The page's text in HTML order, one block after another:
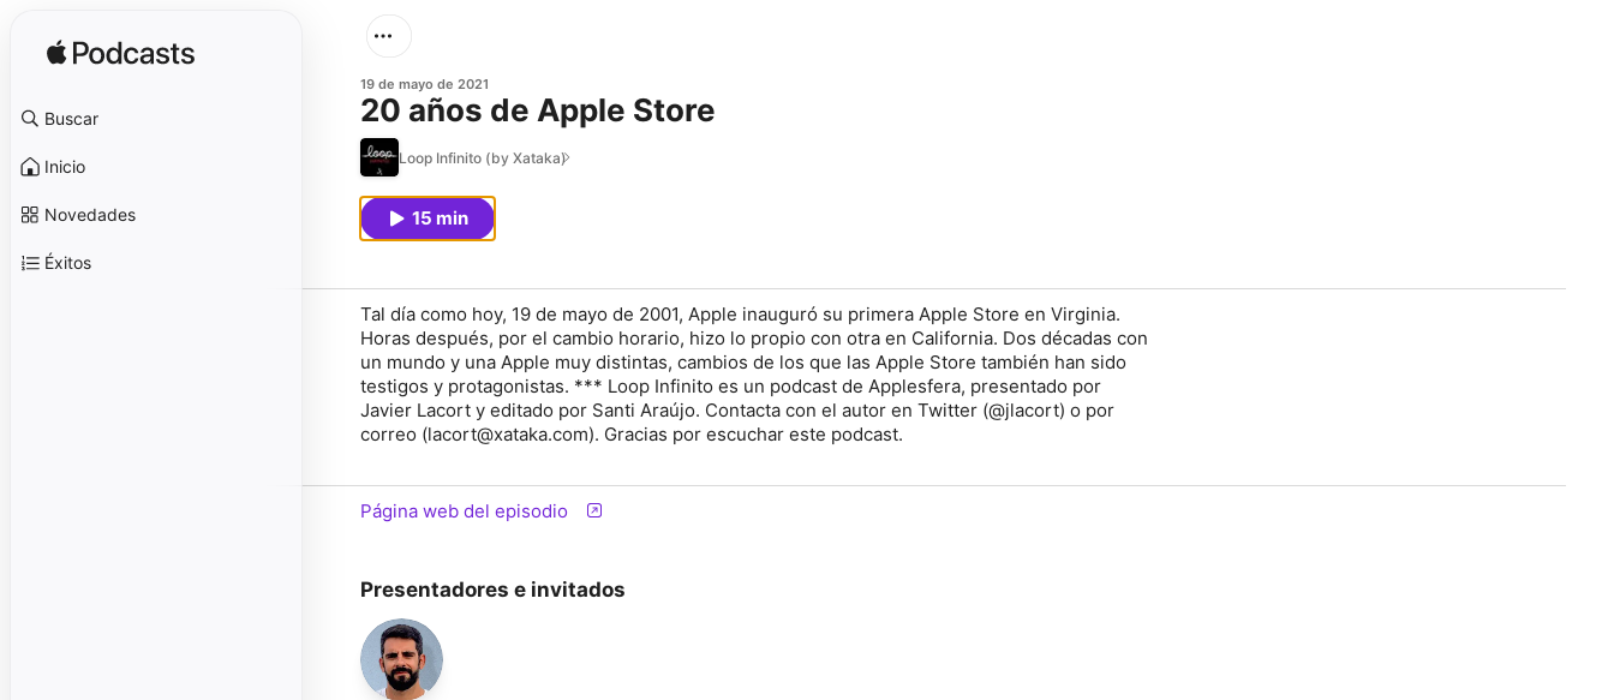
Buscar
Inicio
Novedades
Éxitos
19 de mayo de 2021
20 años de Apple Store
Loop Infinito (by Xataka)
15 min
Tal día como hoy, 19 de mayo de 2001, Apple inauguró su primera Apple Store en Virginia.
Horas después, por el cambio horario, hizo lo propio con otra en California. Dos décadas con
un mundo y una Apple muy distintas, cambios de los que las Apple Store también han sido
testigos y protagonistas. *** Loop Infinito es un podcast de Applesfera, presentado por
Javier Lacort y editado por Santi Araújo. Contacta con el autor en Twitter (@jlacort) o por
correo (lacort@xataka.com). Gracias por escuchar este podcast.
Página web del episodio
Presentadores e invitados